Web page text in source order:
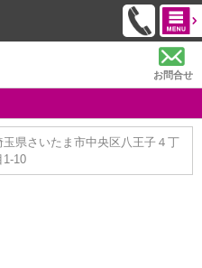
お問合せ
玉県さいたま市中央区八王子４丁
1-10